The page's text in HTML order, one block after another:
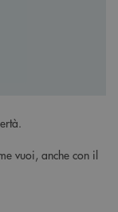
vuoi, anche con il